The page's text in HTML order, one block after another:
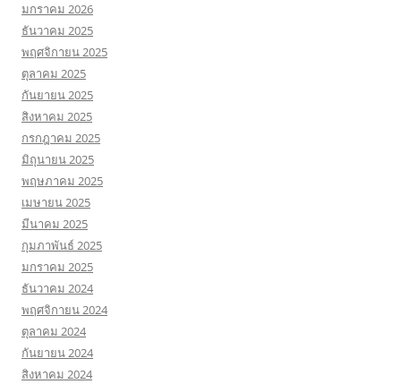
มกราคม 2026
ธันวาคม 2025
พฤศจิกายน 2025
ตุลาคม 2025
กันยายน 2025
สิงหาคม 2025
กรกฎาคม 2025
มิถุนายน 2025
พฤษภาคม 2025
เมษายน 2025
มีนาคม 2025
กุมภาพันธ์ 2025
มกราคม 2025
ธันวาคม 2024
พฤศจิกายน 2024
ตุลาคม 2024
กันยายน 2024
สิงหาคม 2024